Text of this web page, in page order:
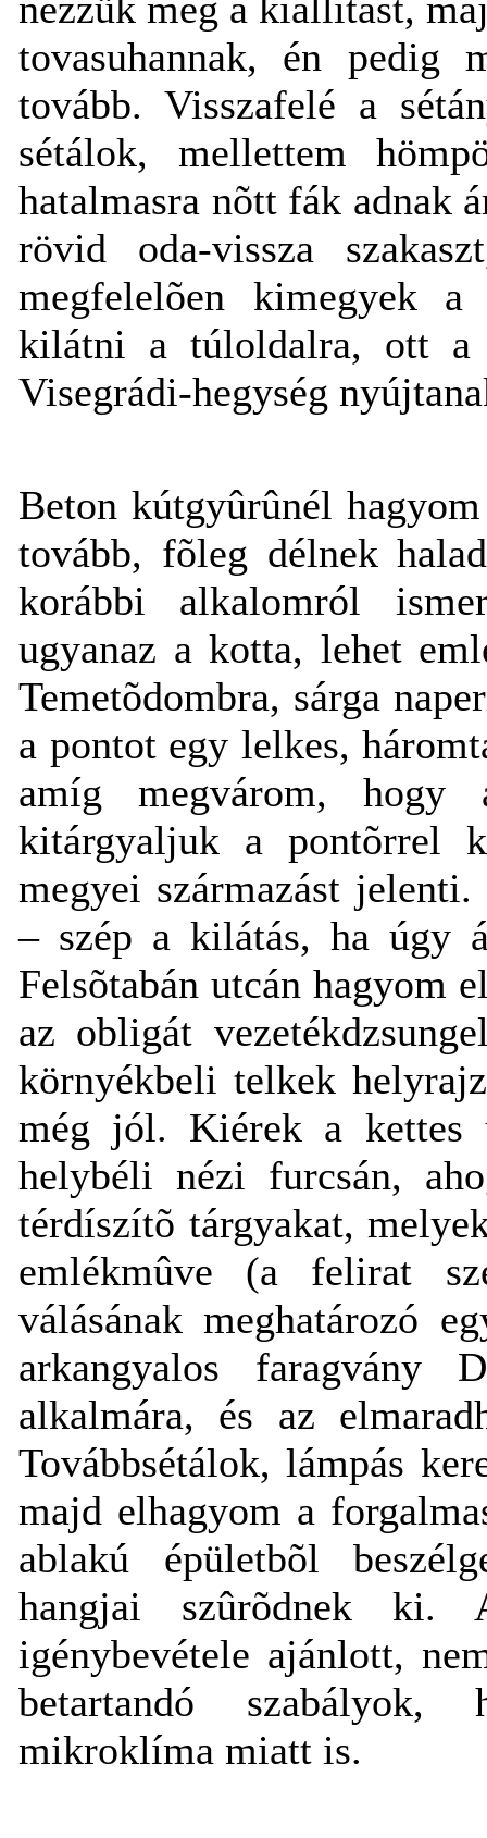
tovasuhannak, én pedig
tovább. Visszafelé a
sétálok, mellettem
hatalmasra nõtt fák adnak
rövid oda-vissza
megfelelõen kimegyek
kilátni a túloldalra, ott a
Visegrádi-hegység
Beton kútgyûrûnél
tovább, fõleg délnek
korábbi alkalomról
ugyanaz a kotta, lehet
Temetõdombra, sárga
a pontot egy lelkes,
amíg megvárom, hogy
kitárgyaljuk a pontõrrel
megyei származást
– szép a kilátás, ha úgy
Felsõtabán utcán hagyom
az obligát
környékbeli telkek
még jól. Kiérek a kettes
helybéli nézi furcsán,
térdíszítõ tárgyakat,
emlékmûve (a felirat
válásának meghatározó
arkangyalos faragvány
alkalmára, és az
Továbbsétálok, lámpás
majd elhagyom a
ablakú épületbõl
hangjai szûrõdnek ki.
igénybevétele ajánlott,
betartandó
mikroklíma miatt is.